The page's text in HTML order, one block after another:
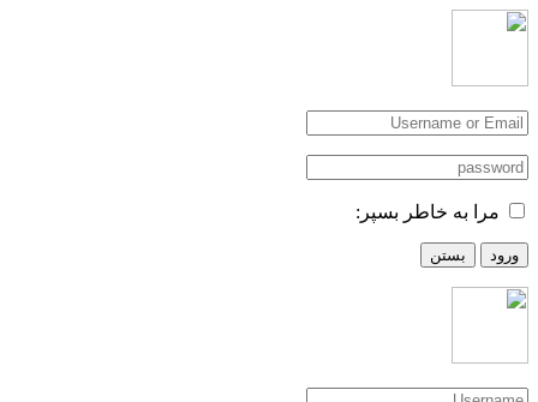
مرا به خاطر بسپر:
ورود بستن